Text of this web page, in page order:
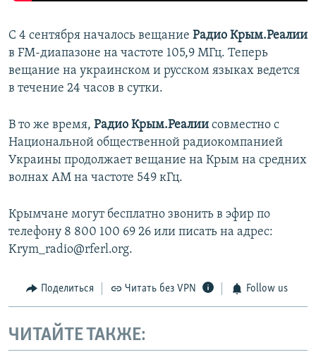
С 4 сентября началось вещание Радио Крым.Реалии
в FM-диапазоне на частоте 105,9 МГц. Теперь
вещание на украинском и русском языках ведется
в течение 24 часов в сутки.
В то же время, Радио Крым.Реалии совместно с
Национальной общественной радиокомпанией
Украины продолжает вещание на Крым на средних
волнах АМ на частоте 549 кГц.
Крымчане могут бесплатно звонить в эфир по
телефону 8 800 100 69 26 или писать на адрес:
Krym_radio@rferl.org.
Поделиться Читать без VPN Follow us
ЧИТАЙТЕ ТАКЖЕ: